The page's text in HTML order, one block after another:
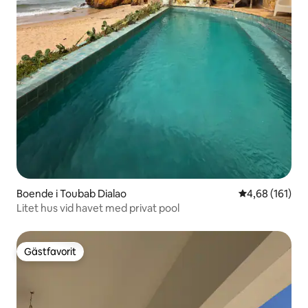
Boende i Toubab Dialao 4,68 av 5 i
4,68 (161)
Litet hus vid havet med privat pool
Gästfavorit
Gästfavorit